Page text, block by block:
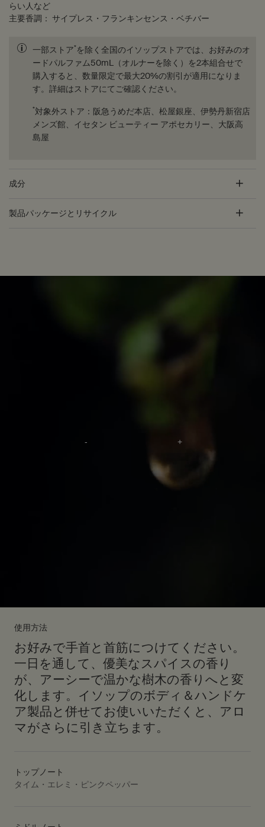
らい人など
主要香調： サイプレス・フランキンセンス・ベチバー
一部ストア*を除く全国のイソップストアでは、お好みのオ
ードパルファム50mL（オルナーを除く）を2本組合せで
購入すると、数量限定で最大20%の割引が適用になりま
す。詳細はストアにてご確認ください。
*対象外ストア：阪急うめだ本店、松屋銀座、伊勢丹新宿店
メンズ館、イセタン ビューティー アポセカリー、大阪高
島屋
成分
製品パッケージとリサイクル
使用方法
お好みで手首と首筋につけてください。
一日を通して、優美なスパイスの香り
が、アーシーで温かな樹木の香りへと変
化します。イソップのボディ＆ハンドケ
ア製品と併せてお使いいただくと、アロ
マがさらに引き立ちます。
トップノート
タイム・エレミ・ピンクペッパー